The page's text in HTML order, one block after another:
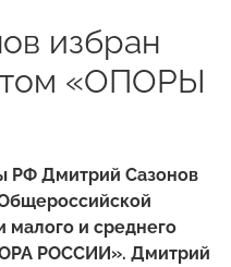
избран
«ОПОРЫ
РФ Дмитрий Сазонов
малого и среднего
РОССИИ». Дмитрий